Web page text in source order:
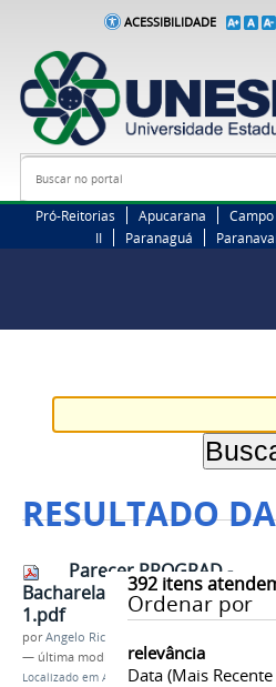
ACESSIBILIDADE
Busca
Pró-Reitorias Apucarana
II
Paranaguá
RESULTADO
392itens
Ordenar por
relevância
Data (mais
Parecer PROGRAD -
Bacharelado em Artes Cênicas
1.pdf
porAngelo Ricardo Marcotti
— última modificação16/12/2017 09h53
Localizado em A Reitoria / …/ Pautas on-line